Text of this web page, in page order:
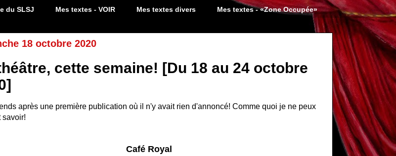
du SLSJ Mes textes - VOIR Mes textes divers Mes textes - «Zone Occupée»
18 octobre 2020
cette semaine! [Du 18 au 24 octobre
après une première publication où il n'y avait rien d'annoncé! Comme quoi je ne peux
savoir!
Café Royal